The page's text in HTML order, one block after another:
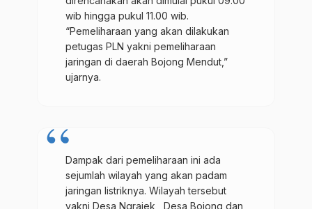
wib hingga pukul 11.00 wib.
“Pemeliharaan yang akan dilakukan
petugas PLN yakni pemeliharaan
jaringan di daerah Bojong Mendut,”
ujarnya.
Dampak dari pemeliharaan ini ada
sejumlah wilayah yang akan padam
jaringan listriknya. Wilayah tersebut
yakni Desa Ngrajek , Desa Bojong dan